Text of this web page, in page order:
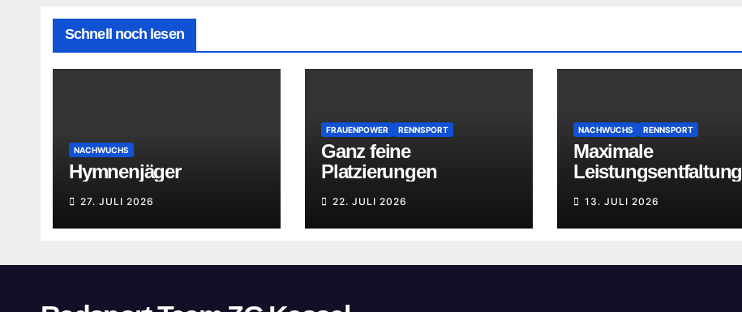
Schnell noch lesen
NACHWUCHS
Hymnenjäger
27. JULI 2026
FRAUENPOWER RENNSPORT
Ganz feine
Platzierungen
22. JULI 2026
NACHWUCHS RENNSPORT
Maximale
Leistungsentfaltung
13. JULI 2026